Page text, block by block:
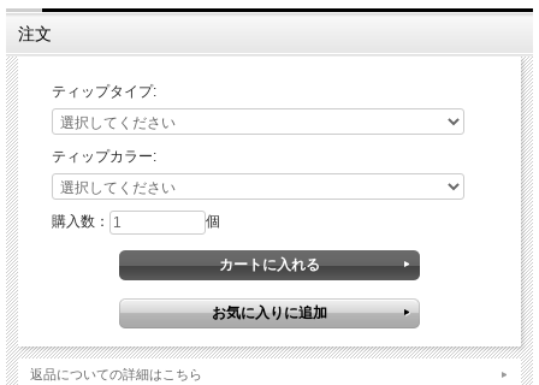
ローテティングティップ：
ステンレス製のイモネジの調整により垂直方向の調整に対応。
チタンティップ：
※カラーは選べません。
注文
ティップタイプ:
ティップカラー:
購入数： 個
返品についての詳細はこちら